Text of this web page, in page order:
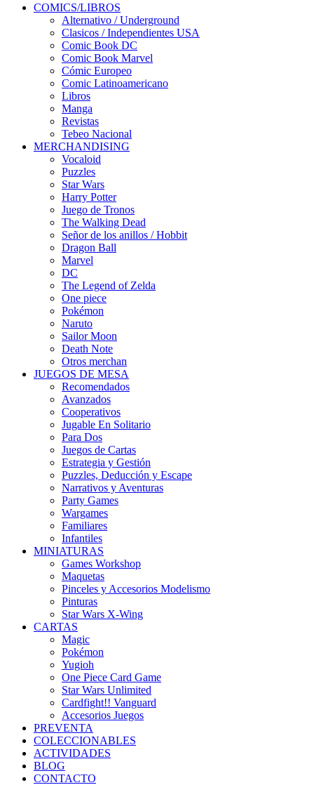
COMICS/LIBROS
Alternativo / Underground
Clasicos / Independientes USA
Comic Book DC
Comic Book Marvel
Cómic Europeo
Comic Latinoamericano
Libros
Manga
Revistas
Tebeo Nacional
MERCHANDISING
Vocaloid
Puzzles
Star Wars
Harry Potter
Juego de Tronos
The Walking Dead
Señor de los anillos / Hobbit
Dragon Ball
Marvel
DC
The Legend of Zelda
One piece
Pokémon
Naruto
Sailor Moon
Death Note
Otros merchan
JUEGOS DE MESA
Recomendados
Avanzados
Cooperativos
Jugable En Solitario
Para Dos
Juegos de Cartas
Estrategia y Gestión
Puzzles, Deducción y Escape
Narrativos y Aventuras
Party Games
Wargames
Familiares
Infantiles
MINIATURAS
Games Workshop
Maquetas
Pinceles y Accesorios Modelismo
Pinturas
Star Wars X-Wing
CARTAS
Magic
Pokémon
Yugioh
One Piece Card Game
Star Wars Unlimited
Cardfight!! Vanguard
Accesorios Juegos
PREVENTA
COLECCIONABLES
ACTIVIDADES
BLOG
CONTACTO